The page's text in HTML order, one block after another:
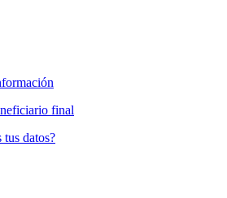
final
tus datos?